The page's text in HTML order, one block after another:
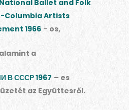
Ballet and Folk
-Columbia Artists
1966 – os,
a
В СССР 1967 – es
az Együttesről.